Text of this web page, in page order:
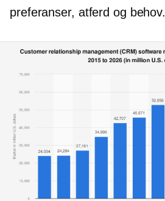
preferanser, atferd og behov.